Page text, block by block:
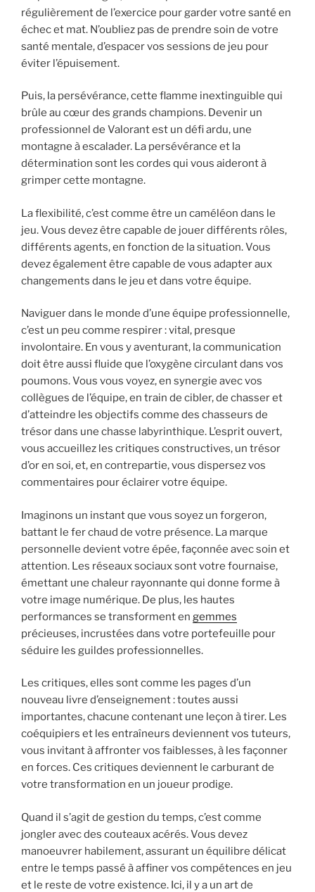
régulièrement de l’exercice pour garder votre santé en
échec et mat. N’oubliez pas de prendre soin de votre
santé mentale, d’espacer vos sessions de jeu pour
éviter l’épuisement.
Puis, la persévérance, cette flamme inextinguible qui
brûle au cœur des grands champions. Devenir un
professionnel de Valorant est un défi ardu, une
montagne à escalader. La persévérance et la
détermination sont les cordes qui vous aideront à
grimper cette montagne.
La flexibilité, c’est comme être un caméléon dans le
jeu. Vous devez être capable de jouer différents rôles,
différents agents, en fonction de la situation. Vous
devez également être capable de vous adapter aux
changements dans le jeu et dans votre équipe.
Naviguer dans le monde d’une équipe professionnelle,
c’est un peu comme respirer : vital, presque
involontaire. En vous y aventurant, la communication
doit être aussi fluide que l’oxygène circulant dans vos
poumons. Vous vous voyez, en synergie avec vos
collègues de l’équipe, en train de cibler, de chasser et
d’atteindre les objectifs comme des chasseurs de
trésor dans une chasse labyrinthique. L’esprit ouvert,
vous accueillez les critiques constructives, un trésor
d’or en soi, et, en contrepartie, vous dispersez vos
commentaires pour éclairer votre équipe.
Imaginons un instant que vous soyez un forgeron,
battant le fer chaud de votre présence. La marque
personnelle devient votre épée, façonnée avec soin et
attention. Les réseaux sociaux sont votre fournaise,
émettant une chaleur rayonnante qui donne forme à
votre image numérique. De plus, les hautes
performances se transforment en gemmes
précieuses, incrustées dans votre portefeuille pour
séduire les guildes professionnelles.
Les critiques, elles sont comme les pages d’un
nouveau livre d’enseignement : toutes aussi
importantes, chacune contenant une leçon à tirer. Les
coéquipiers et les entraîneurs deviennent vos tuteurs,
vous invitant à affronter vos faiblesses, à les façonner
en forces. Ces critiques deviennent le carburant de
votre transformation en un joueur prodige.
Quand il s’agit de gestion du temps, c’est comme
jongler avec des couteaux acérés. Vous devez
manoeuvrer habilement, assurant un équilibre délicat
entre le temps passé à affiner vos compétences en jeu
et le reste de votre existence. Ici, il y a un art de